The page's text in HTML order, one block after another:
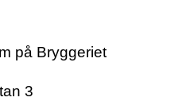
på Bryggeriet
3